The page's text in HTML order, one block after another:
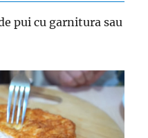
pui cu garnitura sau